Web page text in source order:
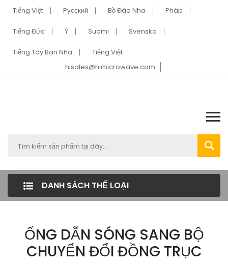
Tiếng Việt Pусский Bồ Đào Nha Pháp
Tiếng Đức Ý Suomi Svenska
Tiếng Tây Ban Nha
Tiếng Việt
hisales@himicrowave.com
DANH SÁCH THỂ LOẠI
ỐNG DẪN SÓNG SANG BỘ
CHUYỂN ĐỔI ĐỒNG TRỤC